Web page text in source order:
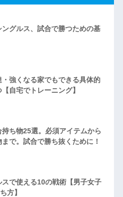
グルス、試合で勝つための基
・強くなる家でもできる具体的
自宅でトレーニング】
持ち物25選。必須アイテムから
で。試合で勝ち抜くために！
スで使える10の戦術【男子女子
方】